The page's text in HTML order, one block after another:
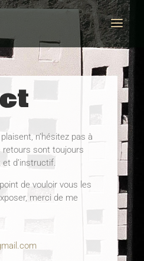
n’hésitez pas à
retours sont toujours
d’instructif.
de vouloir vous les
merci de me